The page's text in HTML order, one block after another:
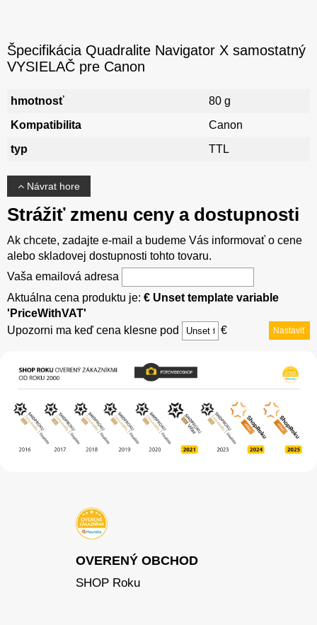
Špecifikácia Quadralite Navigator X samostatný
VYSIELAČ pre Canon
hmotnosť
80 g
Kompatibilita
Canon
typ
TTL
Návrat hore
Strážiť zmenu ceny a dostupnosti
Ak chcete, zadajte e-mail a budeme Vás informovať o cene
alebo skladovej dostupnosti tohto tovaru.
Vaša emailová adresa
Aktuálna cena produktu je: € Unset template variable
'PriceWithVAT'
Upozorni ma keď cena klesne pod
€ Nastaviť
OVERENÝ OBCHOD
SHOP Roku